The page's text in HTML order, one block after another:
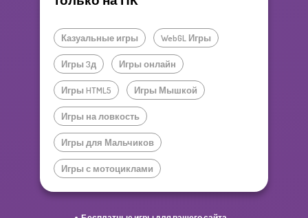
Казуальные игры WebGL Игры
Игры 3д Игры онлайн
Игры HTML5 Игры Мышкой
Игры на ловкость
Игры для Мальчиков
Игры с мотоциклами